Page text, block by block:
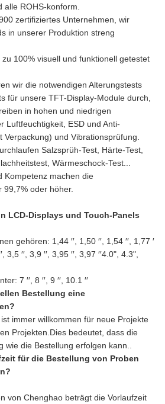
ROHS-konform.
zertifiziertes Unternehmen, wir
in unserer Produktion streng
100% visuell und funktionell getestet
wir die notwendigen Alterungstests
für unsere TFT-Display-Module durch,
in hohen und niedrigen
Luftfeuchtigkeit, ESD und Anti-
Verpackung) und Vibrationsprüfung.
Salzsprüh-Test, Härte-Test,
Wärmeschock-Test...
Kompetenz machen die
oder höher.
LCD-Displays und Touch-Panels
gehören: 1,44 ′′, 1,50 ′′, 1,54 ′′, 1,77 ′
3,5 ′′, 3,9 ′′, 3,95 ′′, 3,97 ′′4.0", 4.3",
7 ′′, 8 ′′, 9 ′′, 10.1 ′′
Bestellung eine
immer willkommen für neue Projekte
Projekten.Dies bedeutet, dass die
wie die Bestellung erfolgen kann..
für die Bestellung von Proben
von Chenghao beträgt die Vorlaufzeit